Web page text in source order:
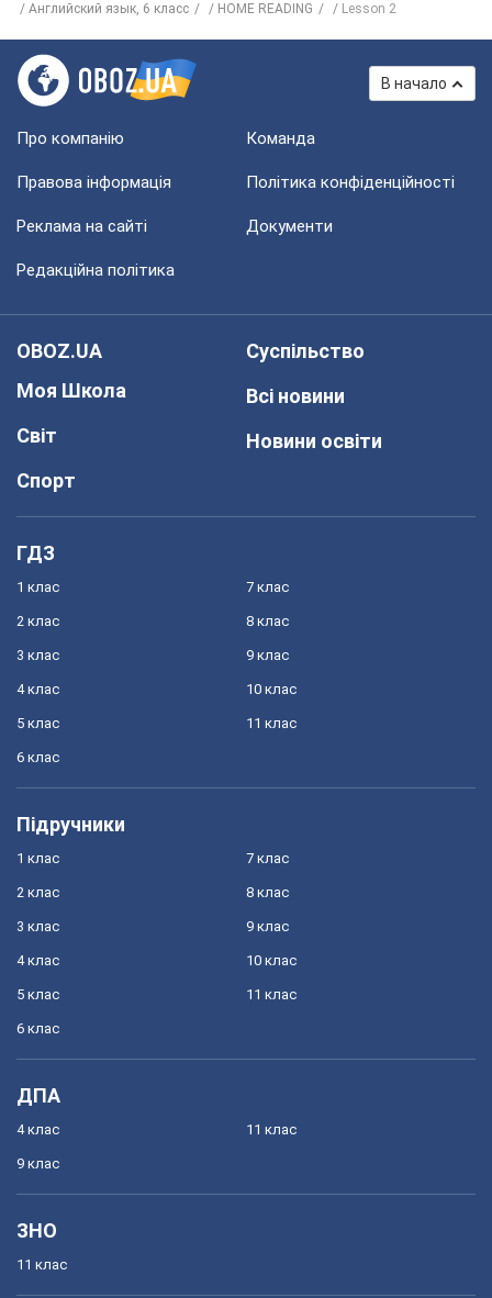
Английский язык, 6 класс
HOME READING Lesson 2
В начало
Про компанію Команда
Правова інформація Політика конфіденційності
Реклама на сайті Документи
Редакційна політика
OBOZ.UA
Моя Школа
Світ
Спорт
Суспільство
Всі новини
Новини освіти
ГДЗ
1 клас
2 клас
3 клас
4 клас
5 клас
6 клас
7 клас
8 клас
9 клас
10 клас
11 клас
Підручники
1 клас
2 клас
3 клас
4 клас
5 клас
6 клас
7 клас
8 клас
9 клас
10 клас
11 клас
ДПА
4 клас
9 клас
11 клас
ЗНО
11 клас